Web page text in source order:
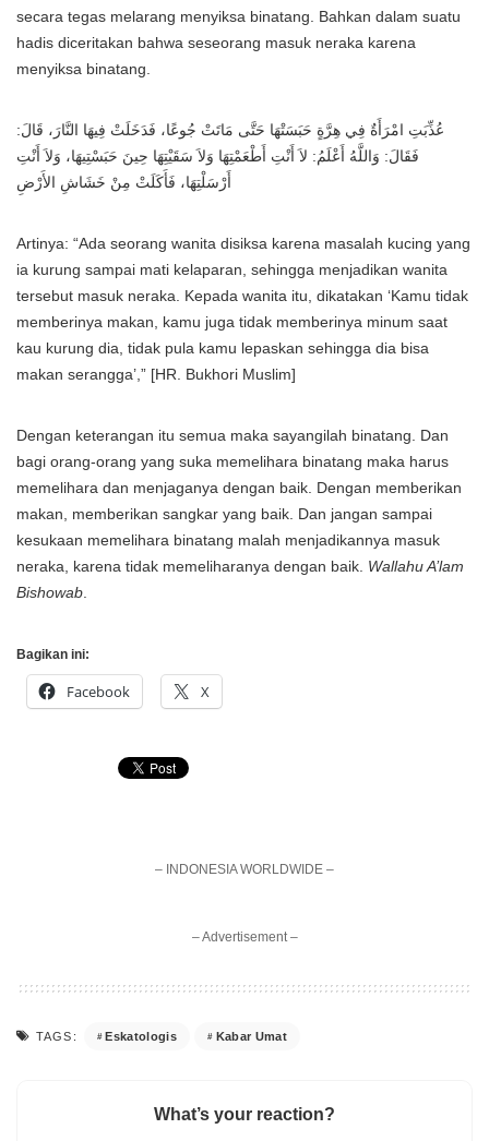
secara tegas melarang menyiksa binatang. Bahkan dalam suatu
hadis diceritakan bahwa seseorang masuk neraka karena
menyiksa binatang.
عُذِّبَتِ امْرَأَةٌ فِي هِرَّةٍ حَبَسَتْهَا حَتَّى مَاتَتْ جُوعًا، فَدَخَلَتْ فِيهَا النَّارَ، قَالَ:
فَقَالَ: وَاللَّهُ أَعْلَمُ: لاَ أَنْتِ أَطْعَمْتِهَا وَلاَ سَقَيْتِهَا حِينَ حَبَسْتِيهَا، وَلاَ أَنْتِ
أَرْسَلْتِهَا، فَأَكَلَتْ مِنْ خَشَاشِ الأَرْضِ
Artinya: “Ada seorang wanita disiksa karena masalah kucing yang
ia kurung sampai mati kelaparan, sehingga menjadikan wanita
tersebut masuk neraka. Kepada wanita itu, dikatakan ‘Kamu tidak
memberinya makan, kamu juga tidak memberinya minum saat
kau kurung dia, tidak pula kamu lepaskan sehingga dia bisa
makan serangga’,” [HR. Bukhori Muslim]
Dengan keterangan itu semua maka sayangilah binatang. Dan
bagi orang-orang yang suka memelihara binatang maka harus
memelihara dan menjaganya dengan baik. Dengan memberikan
makan, memberikan sangkar yang baik. Dan jangan sampai
kesukaan memelihara binatang malah menjadikannya masuk
neraka, karena tidak memeliharanya dengan baik. Wallahu A’lam
Bishowab
Bagikan ini:
Facebook X
– INDONESIA WORLDWIDE –
– Advertisement –
TAGS: Eskatologis Kabar Umat
What’s your reaction?